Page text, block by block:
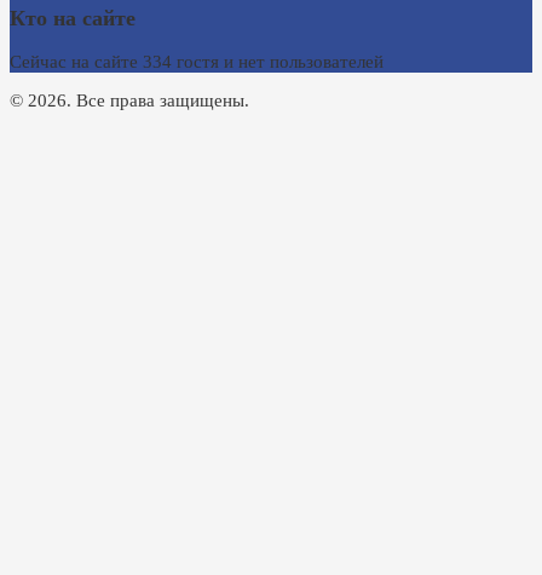
Кто на сайте
Сейчас на сайте 334 гостя и нет пользователей
© 2026. Все права защищены.